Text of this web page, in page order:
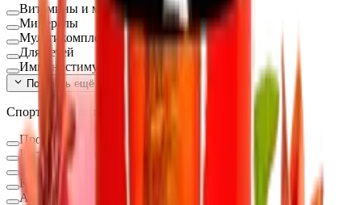
Витамины и минералы
Минералы
Мультикомплексы
Для детей
Иммуностимуляторы
Показать ещё (
Спортивное питание
Протеин
Растительный протеин
Гейнеры
Креатин
Аминокислоты